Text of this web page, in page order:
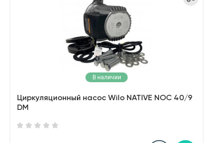
В наличии
Циркуляционный насос Wilo NATIVE NOC 40/9
DM